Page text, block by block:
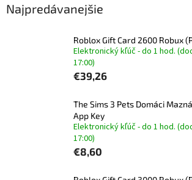
Najpredávanejšie
Roblox Gift Card 2600 Robux
Elektronický kľúč - do 1 hod.
17:00)
€39,26
The Sims 3 Pets Domáci
App Key
Elektronický kľúč - do 1 hod.
17:00)
€8,60